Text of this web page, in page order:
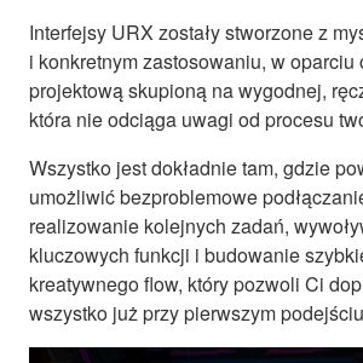
Interfejsy URX zostały stworzone z
i konkretnym zastosowaniu, w oparciu
projektową skupioną na wygodnej,
która nie odciąga uwagi od procesu
Wszystko jest dokładnie tam, gdzie
umożliwić bezproblemowe
realizowanie kolejnych zadań,
kluczowych funkcji i budowanie
kreatywnego flow, który pozwoli Ci
wszystko już przy pierwszym